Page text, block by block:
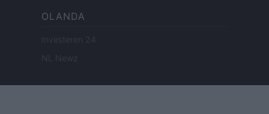
OLANDA
Investeren 24
NL Newz